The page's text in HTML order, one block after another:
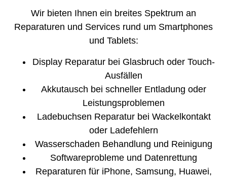
Wir bieten Ihnen ein breites Spektrum an
Reparaturen und Services rund um Smartphones
und Tablets:
Display Reparatur bei Glasbruch oder Touch-
Ausfällen
Akkutausch bei schneller Entladung oder
Leistungsproblemen
Ladebuchsen Reparatur bei Wackelkontakt
oder Ladefehlern
Wasserschaden Behandlung und Reinigung
Softwareprobleme und Datenrettung
Reparaturen für iPhone, Samsung, Huawei,